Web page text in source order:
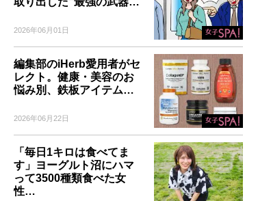
2026年06月01日
編集部のiHerb愛用者がセ
レクト。健康・美容のお
悩み別、鉄板アイテム…
2026年06月22日
「毎日1キロは食べてま
す」ヨーグルト沼にハマ
って3500種類食べた女
性…